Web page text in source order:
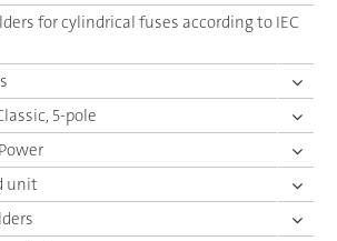
for cylindrical fuses according to IEC
5-pole
unit